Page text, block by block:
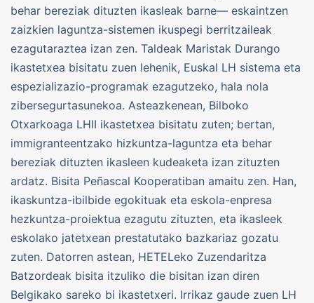
behar bereziak dituzten ikasleak barne— eskaintzen
zaizkien laguntza-sistemen ikuspegi berritzaileak
ezagutaraztea izan zen. Taldeak Maristak Durango
ikastetxea bisitatu zuen lehenik, Euskal LH sistema eta
espezializazio-programak ezagutzeko, hala nola
zibersegurtasunekoa. Asteazkenean, Bilboko
Otxarkoaga LHII ikastetxea bisitatu zuten; bertan,
immigranteentzako hizkuntza-laguntza eta behar
bereziak dituzten ikasleen kudeaketa izan zituzten
ardatz. Bisita Peñascal Kooperatiban amaitu zen. Han,
ikaskuntza-ibilbide egokituak eta eskola-enpresa
hezkuntza-proiektua ezagutu zituzten, eta ikasleek
eskolako jatetxean prestatutako bazkariaz gozatu
zuten. Datorren astean, HETELeko Zuzendaritza
Batzordeak bisita itzuliko die bisitan izan diren
Belgikako sareko bi ikastetxeri. Irrikaz gaude zuen LH